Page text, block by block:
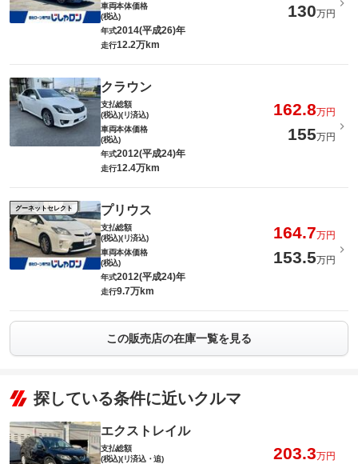
車両本体価格
(税込)
130万円
年式2014(平成26)年
走行12.2万km
クラウン
支払総額
(税込)(リ済込)
162.8万円
車両本体価格
(税込)
155万円
年式2012(平成24)年
走行12.4万km
グーネットセレクト プリウス
支払総額
(税込)(リ済込)
164.7万円
車両本体価格
(税込)
153.5万円
年式2012(平成24)年
走行9.7万km
この販売店の在庫一覧を見る
探している条件に近いクルマ
エクストレイル
支払総額
(税込)(リ済込・追)
203.3万円